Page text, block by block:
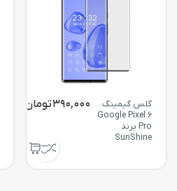
گلس گیمینگ
Google Pixel 6
Pro برند
SunShine
390,000تومان